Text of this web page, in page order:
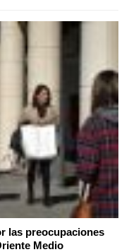
las preocupaciones
Medio